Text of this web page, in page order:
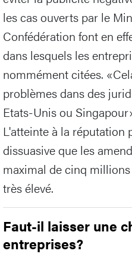
les cas ouverts par le
Confédération font en
dans lesquels les
nommément citées.
problèmes dans des
Etats-Unis ou
L'atteinte à la réputation
dissuasive que les
maximal de cinq
très élevé.
Faut-il laisser une
entreprises?